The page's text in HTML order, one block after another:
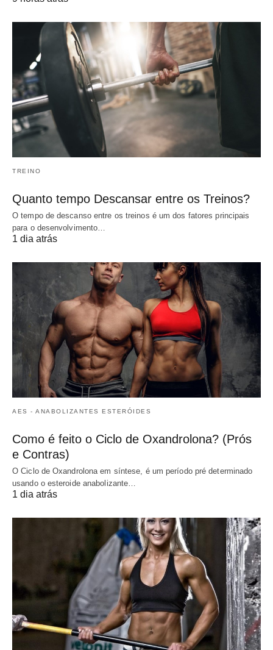
TREINO
Quanto tempo Descansar entre os Treinos?
O tempo de descanso entre os treinos é um dos fatores principais
para o desenvolvimento…
1 dia atrás
AES - ANABOLIZANTES ESTERÓIDES
Como é feito o Ciclo de Oxandrolona? (Prós
e Contras)
O Ciclo de Oxandrolona em síntese, é um período pré determinado
usando o esteroide anabolizante…
1 dia atrás